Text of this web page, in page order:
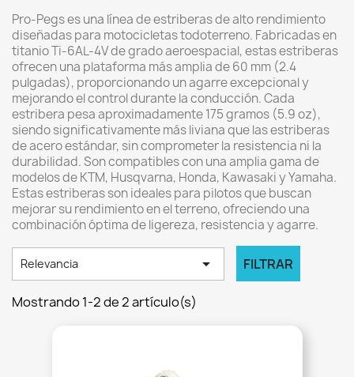
Pro-Pegs es una línea de estriberas de alto rendimiento
diseñadas para motocicletas todoterreno. Fabricadas en
titanio Ti-6AL-4V de grado aeroespacial, estas estriberas
ofrecen una plataforma más amplia de 60 mm (2.4
pulgadas), proporcionando un agarre excepcional y
mejorando el control durante la conducción.Cada
estribera pesa aproximadamente 175 gramos (5.9 oz),
siendo significativamente más liviana que las estriberas
de acero estándar, sin comprometer la resistencia ni la
durabilidad.Son compatibles con una amplia gama de
modelos de KTM, Husqvarna, Honda, Kawasaki y Yamaha.
Estas estriberas son ideales para pilotos que buscan
mejorar su rendimiento en el terreno, ofreciendo una
combinación óptima de ligereza, resistencia y agarre.
Relevancia  FILTRAR
Mostrando 1-2 de 2 artículo(s)